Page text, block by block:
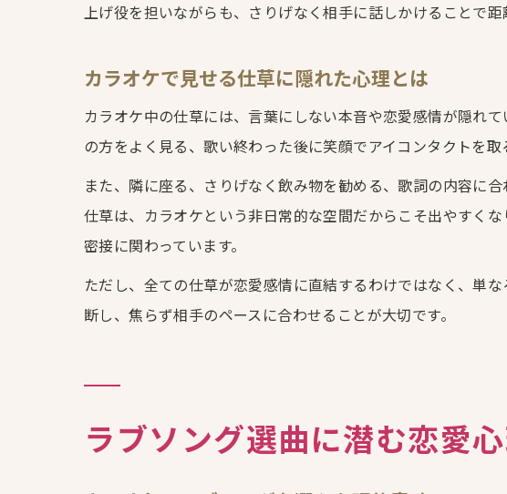
上げ役を担いながらも、さりげなく相手に話しかけることで距
カラオケで見せる仕草に隠れた心理とは
カラオケ中の仕草には、言葉にしない本音や恋愛感情が隠れ
の方をよく見る、歌い終わった後に笑顔でアイコンタクトを
また、隣に座る、さりげなく飲み物を勧める、歌詞の内容に
仕草は、カラオケという非日常的な空間だからこそ出やすく
密接に関わっています。
ただし、全ての仕草が恋愛感情に直結するわけではなく、単
断し、焦らず相手のペースに合わせることが大切です。
ラブソング選曲に潜む恋愛